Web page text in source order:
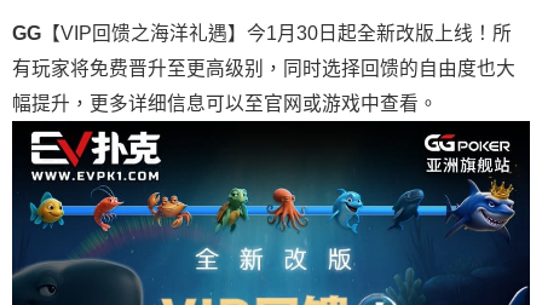
GG 【VIP回馈之海洋礼遇】今1月30日起全新改版上线！所
有玩家将免费晋升至更高级别，同时选择回馈的自由度也大
幅提升，更多详细信息可以至官网或游戏中查看。